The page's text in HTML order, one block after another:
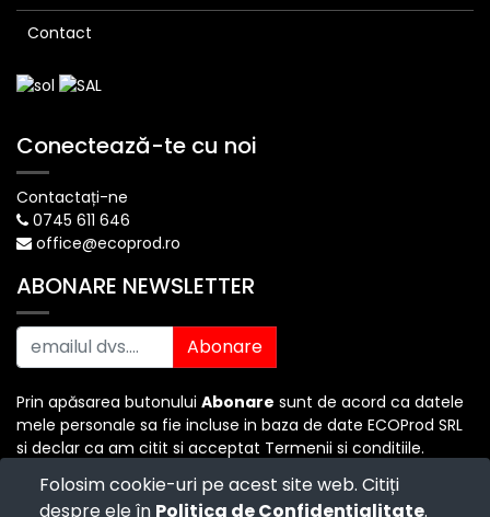
Folosim cookie-uri pe acest site web. Citiți
despre ele în Politica de Confidențialitate.
Contact
Conectează-te cu noi
Contactați-ne
0745 611 646
office@ecoprod.ro
ABONARE NEWSLETTER
Abonare
Prin apăsarea butonului Abonare sunt de acord ca datele
mele personale sa fie incluse in baza de date ECOProd SRL
si declar ca am citit si acceptat Termenii si conditiile.